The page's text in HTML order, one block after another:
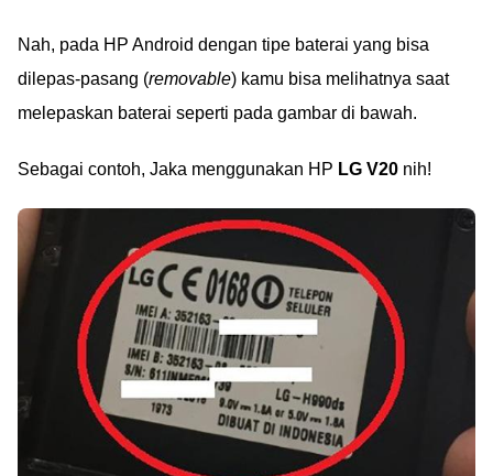
Nah, pada HP Android dengan tipe baterai yang bisa
dilepas-pasang (removable) kamu bisa melihatnya saat
melepaskan baterai seperti pada gambar di bawah.
Sebagai contoh, Jaka menggunakan HP LG V20 nih!